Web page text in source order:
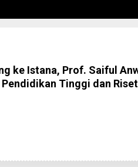
ke Istana, Prof. Saiful
Tinggi dan Riset